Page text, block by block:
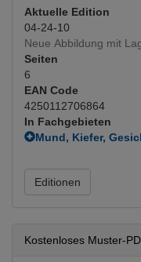
Aktuelle Edition
04-24-10
Neue Abbildung mit
Seiten
6
EAN Code
4250112706864
In Fachgebieten
Mund, Kiefer,
Editionen
Kostenloses Muster-